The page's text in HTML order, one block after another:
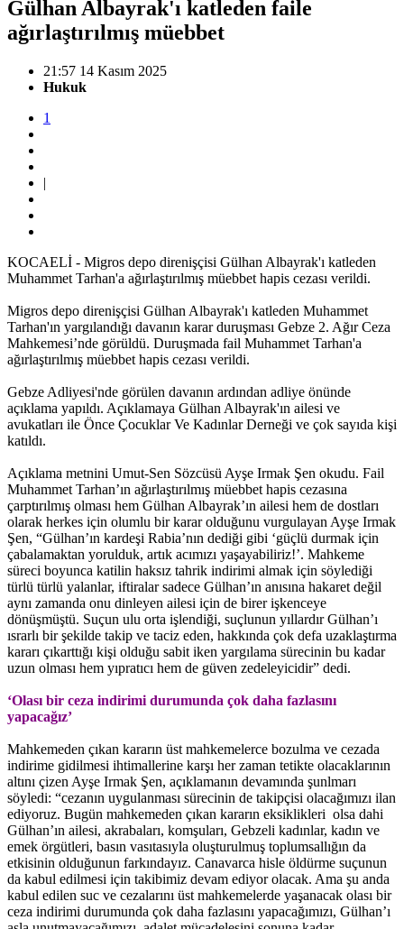
Gülhan Albayrak'ı katleden faile
ağırlaştırılmış müebbet
21:57 14 Kasım 2025
Hukuk
1
|
KOCAELİ - Migros depo direnişçisi Gülhan Albayrak'ı katleden
Muhammet Tarhan'a ağırlaştırılmış müebbet hapis cezası verildi.
Migros depo direnişçisi Gülhan Albayrak'ı katleden Muhammet
Tarhan'ın yargılandığı davanın karar duruşması Gebze 2. Ağır Ceza
Mahkemesi’nde görüldü. Duruşmada fail Muhammet Tarhan'a
ağırlaştırılmış müebbet hapis cezası verildi.
Gebze Adliyesi'nde görülen davanın ardından adliye önünde
açıklama yapıldı. Açıklamaya Gülhan Albayrak'ın ailesi ve
avukatları ile Önce Çocuklar Ve Kadınlar Derneği ve çok sayıda kişi
katıldı.
Açıklama metnini Umut-Sen Sözcüsü Ayşe Irmak Şen okudu. Fail
Muhammet Tarhan’ın ağırlaştırılmış müebbet hapis cezasına
çarptırılmış olması hem Gülhan Albayrak’ın ailesi hem de dostları
olarak herkes için olumlu bir karar olduğunu vurgulayan Ayşe Irmak
Şen, “Gülhan’ın kardeşi Rabia’nın dediği gibi ‘güçlü durmak için
çabalamaktan yorulduk, artık acımızı yaşayabiliriz!’. Mahkeme
süreci boyunca katilin haksız tahrik indirimi almak için söylediği
türlü türlü yalanlar, iftiralar sadece Gülhan’ın anısına hakaret değil
aynı zamanda onu dinleyen ailesi için de birer işkenceye
dönüşmüştü. Suçun ulu orta işlendiği, suçlunun yıllardır Gülhan’ı
ısrarlı bir şekilde takip ve taciz eden, hakkında çok defa uzaklaştırma
kararı çıkarttığı kişi olduğu sabit iken yargılama sürecinin bu kadar
uzun olması hem yıpratıcı hem de güven zedeleyicidir” dedi.
‘Olası bir ceza indirimi durumunda çok daha fazlasını
yapacağız’
Mahkemeden çıkan kararın üst mahkemelerce bozulma ve cezada
indirime gidilmesi ihtimallerine karşı her zaman tetikte olacaklarının
altını çizen Ayşe Irmak Şen, açıklamanın devamında şunlmarı
söyledi: “cezanın uygulanması sürecinin de takipçisi olacağımızı ilan
ediyoruz. Bugün mahkemeden çıkan kararın eksiklikleri olsa dahi
Gülhan’ın ailesi, akrabaları, komşuları, Gebzeli kadınlar, kadın ve
emek örgütleri, basın vasıtasıyla oluşturulmuş toplumsallığın da
etkisinin olduğunun farkındayız. Canavarca hisle öldürme suçunun
da kabul edilmesi için takibimiz devam ediyor olacak. Ama şu anda
kabul edilen suc ve cezalarını üst mahkemelerde yaşanacak olası bir
ceza indirimi durumunda çok daha fazlasını yapacağımızı, Gülhan’ı